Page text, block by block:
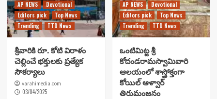
AP NEWS
Devotional
Editors pick
Top News
Trending
TTD News
శ్రీవారికి రూ. కోటి విరాళం
చెల్లించే భక్తులకు ప్రత్యేక
సౌకర్యాలు
varahimedia.com
03/04/2025
AP NEWS
Devotional
Editors pick
Top News
Trending
TTD News
ఒంటిమిట్ట శ్రీ
కోదండరామస్వామివారి
ఆలయంలో శాస్త్రోక్తంగా
కోయిల్‌ ఆళ్వార్‌
తిరుమంజనం